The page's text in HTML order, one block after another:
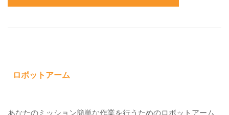
ロボットアーム
あなたのミッション簡単な作業を行うためのロボットアーム